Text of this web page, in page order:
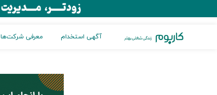
آگهی استخدام معرفی شرکت‌ها